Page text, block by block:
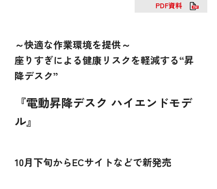
PDF資料
～快適な作業環境を提供～
座りすぎによる健康リスクを軽減する“昇
降デスク”
『電動昇降デスク ハイエンドモデ
ル』
10月下旬からECサイトなどで新発売